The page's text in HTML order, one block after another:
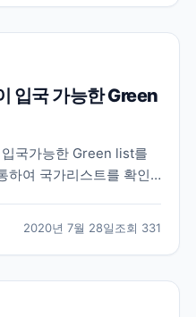
입국 가능한 Green
국가능한 Green list를
하여 국가리스트를 확인
2020년 7월 28일조회 331